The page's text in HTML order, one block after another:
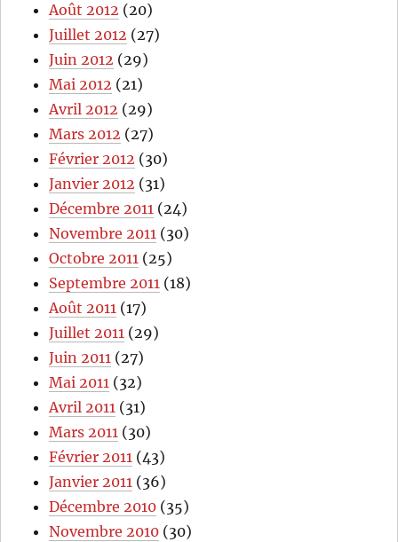
Août 2012 (20)
Juillet 2012 (27)
Juin 2012 (29)
Mai 2012 (21)
Avril 2012 (29)
Mars 2012 (27)
Février 2012 (30)
Janvier 2012 (31)
Décembre 2011 (24)
Novembre 2011 (30)
Octobre 2011 (25)
Septembre 2011 (18)
Août 2011 (17)
Juillet 2011 (29)
Juin 2011 (27)
Mai 2011 (32)
Avril 2011 (31)
Mars 2011 (30)
Février 2011 (43)
Janvier 2011 (36)
Décembre 2010 (35)
Novembre 2010 (30)